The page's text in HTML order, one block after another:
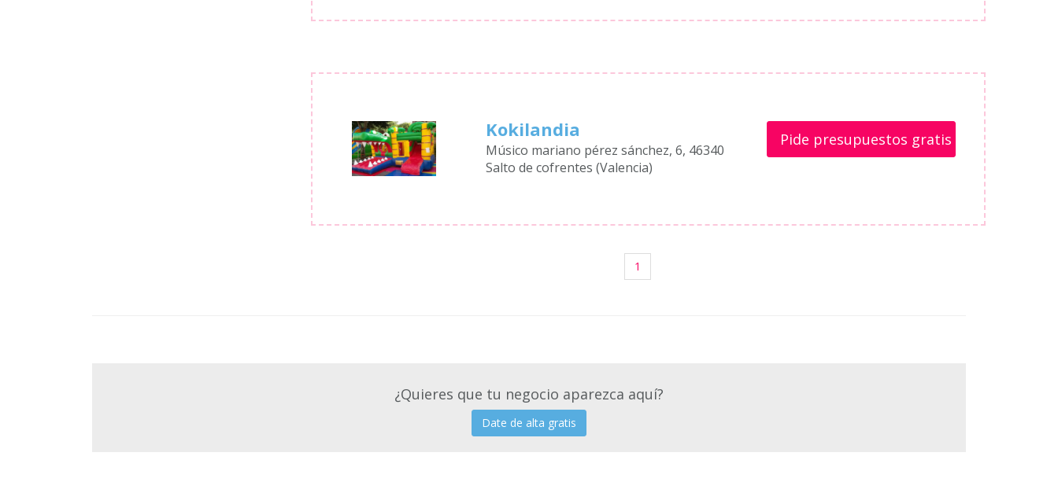
Kokilandia
Músico mariano pérez sánchez, 6, 46340
Salto de cofrentes (Valencia)
Pide presupuestos gratis
1
¿Quieres que tu negocio aparezca aquí?
Date de alta gratis